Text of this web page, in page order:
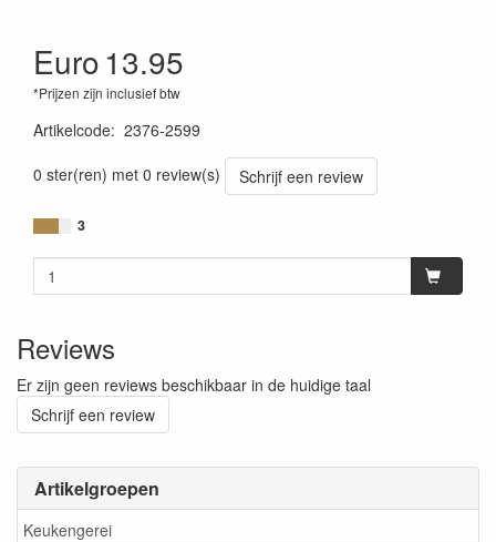
Artikelgroepen
Keukengerei
Euro13.95
*Prijzen zijn inclusief btw
Artikelcode: 2376-2599
0 ster(ren) met 0 review(s)
Schrijf een review
3
Reviews
Er zijn geen reviews beschikbaar in de huidige taal
Schrijf een review